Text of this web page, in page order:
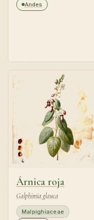
Andes
Árnica roja
Galphimia glauca
Malpighiaceae